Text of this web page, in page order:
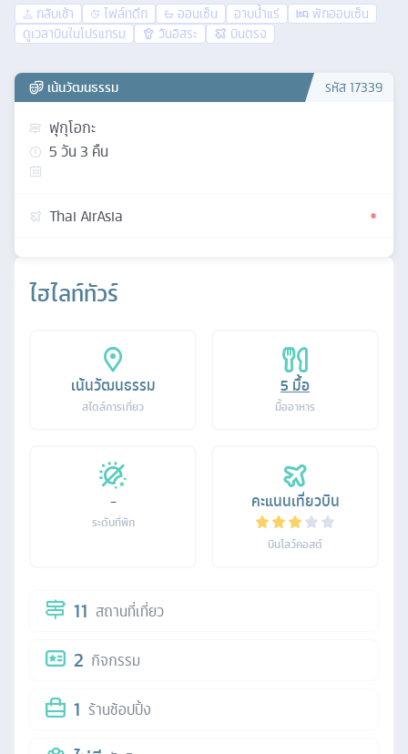
กลับเช้า ไฟล์ทดึก ออนเซ็น อาบน้ำแร่
พักออนเซ็น
ดูเวลาบินในโปรแกรม
วันอิสระ บินตรง
ไฮไลท์ทัวร์
เน้นวัฒนธรรม
สไตล์การเที่ยว
5 มื้อ
มื้ออาหาร
-
ระดับที่พัก
คะแนนเที่ยวบิน
บินโลว์คอสต์
11 สถานที่เที่ยว
2 กิจกรรม
1 ร้านช้อปปิ้ง
เน้นวัฒนธรรม รหัส17339
ฟุกุโอกะ
5วัน3 คืน
Thai AirAsia